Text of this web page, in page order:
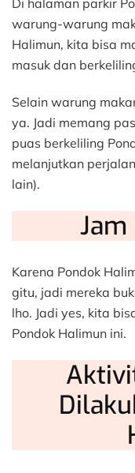
warung-warung
Halimun, kita bisa
masuk dan
Selain warung
ya. Jadi memang
puas berkeliling
melanjutkan
lain).
Jam
Karena Pondok
gitu, jadi mereka
lho. Jadi yes, kita
Pondok Halimun ini.